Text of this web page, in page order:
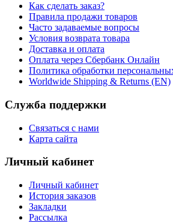
Как сделать заказ?
Правила продажи товаров
Часто задаваемые вопросы
Условия возврата товара
Доставка и оплата
Оплата через Сбербанк Онлайн
Политика обработки
Worldwide Shipping & Returns (EN)
Служба поддержки
Связаться с нами
Карта сайта
Личный кабинет
Личный кабинет
История заказов
Закладки
Рассылка